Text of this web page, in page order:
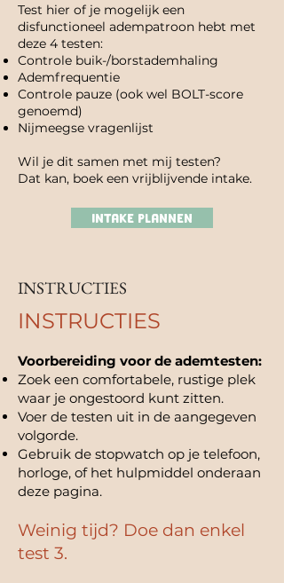
Test hier of je mogelijk een
disfunctioneel adempatroon hebt met
deze 4 testen:
Controle buik-/borstademhaling
Ademfrequentie
Controle pauze (ook wel BOLT-score
genoemd)
Nijmeegse vragenlijst​
Wil je dit samen met mij testen?
Dat kan, boek een vrijblijvende intake.
INTAKE PLANNEN
INSTRUCTIES
INSTRUCTIES
Voorbereiding voor de ademtesten:
Zoek een comfortabele, rustige plek
waar je ongestoord kunt zitten.
Voer de testen uit in de aangegeven
volgorde.
Gebruik de stopwatch op je telefoon,
horloge, of het hulpmiddel onderaan
deze pagina.
Weinig tijd? Doe dan enkel
test 3.